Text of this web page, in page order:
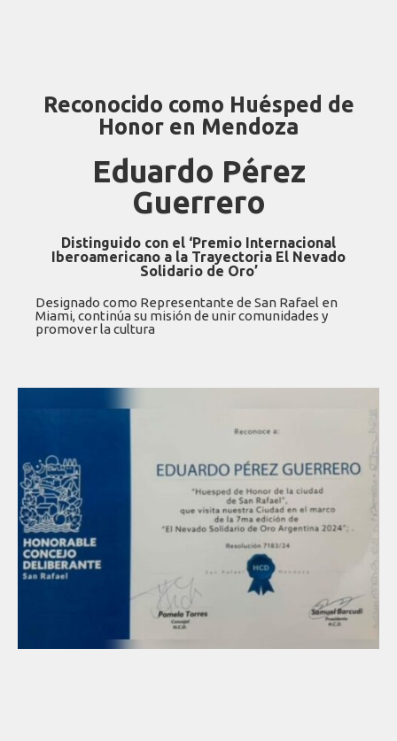
Reconocido como Huésped de
Honor en Mendoza
Eduardo Pérez
Guerrero
Distinguido con el ‘Premio Internacional
Iberoamericano a la Trayectoria El Nevado
Solidario de Oro’
Designado como Representante de San Rafael en
Miami, continúa su misión de unir comunidades y
promover la cultura